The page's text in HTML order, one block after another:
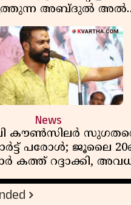
അബ്ദുൽ അൽ
രാഷ്ട്രീയ തരംഗം!
റിപ്പബ്ലിക്കൻ
ട്രംപ്?'
News
കൗൺസിലർ
പരോൾ; ജൂലൈ
കത്ത് റദ്ദാക്കി,